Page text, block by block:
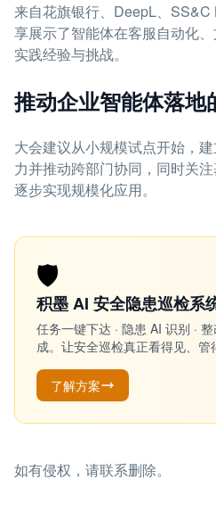
来自花旗银行、DeepL、
享展示了智能体在客服自动化
实践经验与挑战。
推动企业智能体落地
大会建议从小规模试点开始，
力并推动跨部门协同，同时关
逐步实现规模化应用。
🛡️
积墨 AI 安全隐患巡检系
任务一键下达 · 隐患 AI 识别 ·
成。让安全巡检真正看得见、管
了解方案
如有侵权，请联系删除。